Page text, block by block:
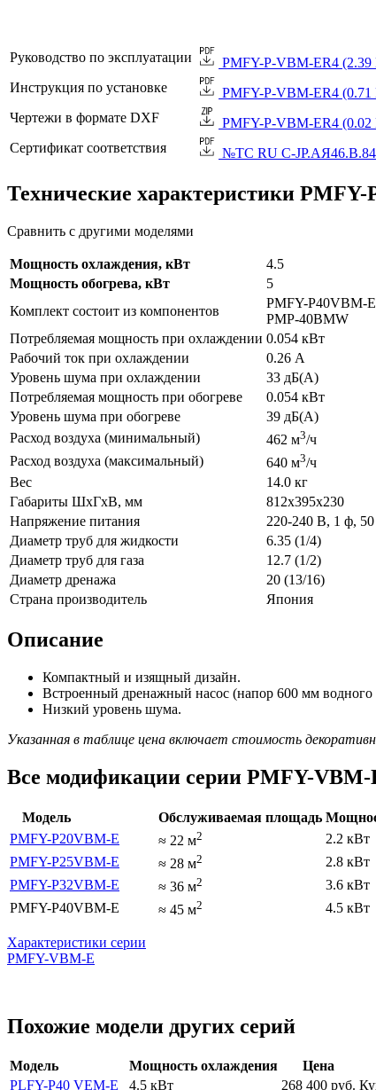
Руководство по эксплуатации
PMFY-P-VBM-ER4
Инструкция по установке
PMFY-P-VBM-ER4
Чертежи в формате DXF
PMFY-P-VBM-ER4
Сертификат соответствия
№TC RU C-
Технические характеристики PMFY-
Сравнить с другими моделями
Мощность охлаждения, кВт
4.5
Мощность обогрева, кВт
5
Комплект состоит из компонентов
PMFY-P40VBM-
PMP-40BMW
Потребляемая мощность при охлаждении 0.054 кВт
Рабочий ток при охлаждении
0.26 А
Уровень шума при охлаждении
33 дБ(А)
Потребляемая мощность при обогреве
0.054 кВт
Уровень шума при обогреве
39 дБ(А)
Расход воздуха (минимальный)
462 м3/ч
Расход воздуха (максимальный)
640 м3/ч
Вес
14.0 кг
Габариты ШхГхВ, мм
812x395x230
Напряжение питания
220-240 В, 1 ф,
Диаметр труб для жидкости
6.35 (1/4)
Диаметр труб для газа
12.7 (1/2)
Диаметр дренажа
20 (13/16)
Страна производитель
Япония
Описание
Компактный и изящный дизайн.
Встроенный дренажный насос (напор 600 мм водного
Низкий уровень шума.
Указанная в таблице цена включает стоимость
Все модификации серии PMFY-VBM-
Модель Обслуживаемая площадь
PMFY-P20VBM-E
≈ 22 м2 2.2 кВт
PMFY-P25VBM-E
≈ 28 м2 2.8 кВт
PMFY-P32VBM-E
≈ 36 м2 3.6 кВт
PMFY-P40VBM-E
≈ 45 м2 4.5 кВт
Характеристики серии
PMFY-VBM-E
Похожие модели других серий
Модель Мощность охлаждения
Цена
PLFY-P40 VEM-E
4.5 кВт 268 400 руб.